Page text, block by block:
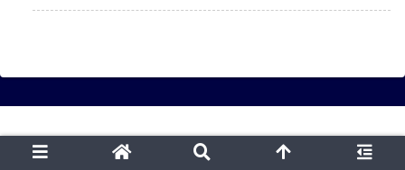
Copyright © 2020 日々是読書旅 All Rights Reserved.